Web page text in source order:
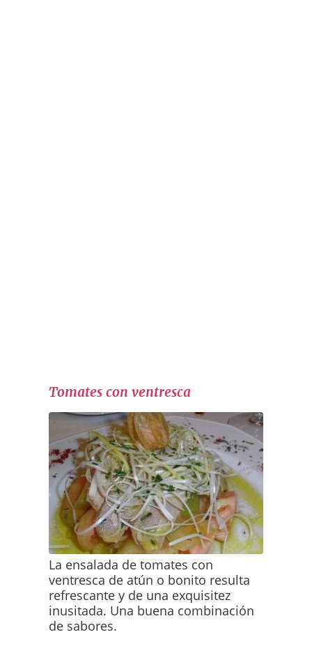
Tomates con ventresca
La ensalada de tomates con
ventresca de atún o bonito resulta
refrescante y de una exquisitez
inusitada. Una buena combinación
de sabores.